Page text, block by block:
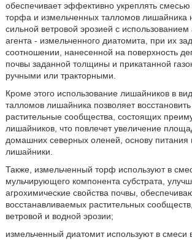
обеспечивает эффективно укреплять смесью
торфа и измельченных талломов лишайника
сильной ветровой эрозией с
агента - измельченного диатомита, при их
соотношении, нанесенной на поверхность
почвы заданной толщины и прикатанной
ручными или тракторными.
Кроме этого использование лишайников в
талломов лишайника позволяет
растительные сообщества, состоящих
лишайников, что повлечет увеличение
домашних северных оленей, основу питания
лишайники.
Также, измельченный торф используют в
мульчирующего компонента субстрата,
агрохимические свойства почвы,
восстанавливаемых растительных
ветровой и водной эрозии;
измельченный диатомит используют в смеси